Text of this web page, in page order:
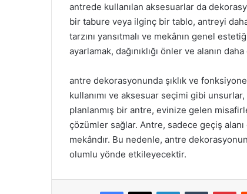
antrede kullanılan aksesuarlar da
bir tabure veya ilginç bir tablo, antreyi
tarzını yansıtmalı ve mekânın genel
ayarlamak, dağınıklığı önler ve alanın
antre dekorasyonunda şıklık ve
kullanımı ve aksesuar seçimi gibi
planlanmış bir antre, evinize gelen
çözümler sağlar. Antre, sadece geçiş
mekândır. Bu nedenle, antre
olumlu yönde etkileyecektir.
Facebook
X LinkedInTumblr